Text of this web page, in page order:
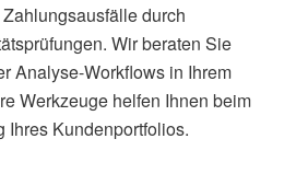
durch
Wir beraten Sie
Analyse-Workflows in Ihrem
Werkzeuge helfen Ihnen beim
Ihres Kundenportfolios.